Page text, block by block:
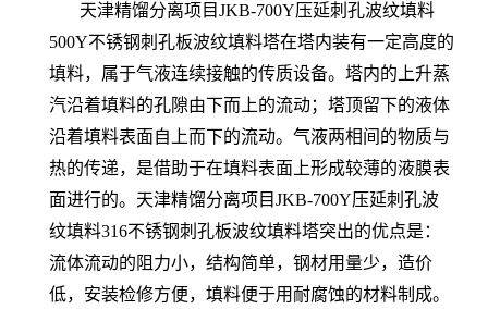
天津精馏分离项目JKB-700Y压延刺孔波纹填料
500Y不锈钢刺孔板波纹填料塔在塔内装有一定高度的
填料，属于气液连续接触的传质设备。塔内的上升蒸
汽沿着填料的孔隙由下而上的流动；塔顶留下的液体
沿着填料表面自上而下的流动。气液两相间的物质与
热的传递，是借助于在填料表面上形成较薄的液膜表
面进行的。天津精馏分离项目JKB-700Y压延刺孔波
纹填料316不锈钢刺孔板波纹填料塔突出的优点是：
流体流动的阻力小，结构简单，钢材用量少，造价
低，安装检修方便，填料便于用耐腐蚀的材料制成。